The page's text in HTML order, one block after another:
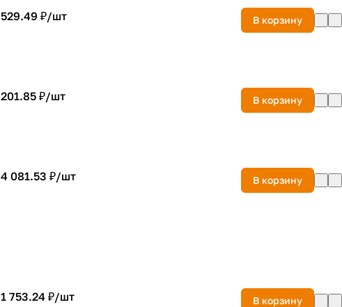
529.49 ₽/шт В корзину
201.85 ₽/шт В корзину
4 081.53 ₽/шт В корзину
1 753.24 ₽/шт В корзину